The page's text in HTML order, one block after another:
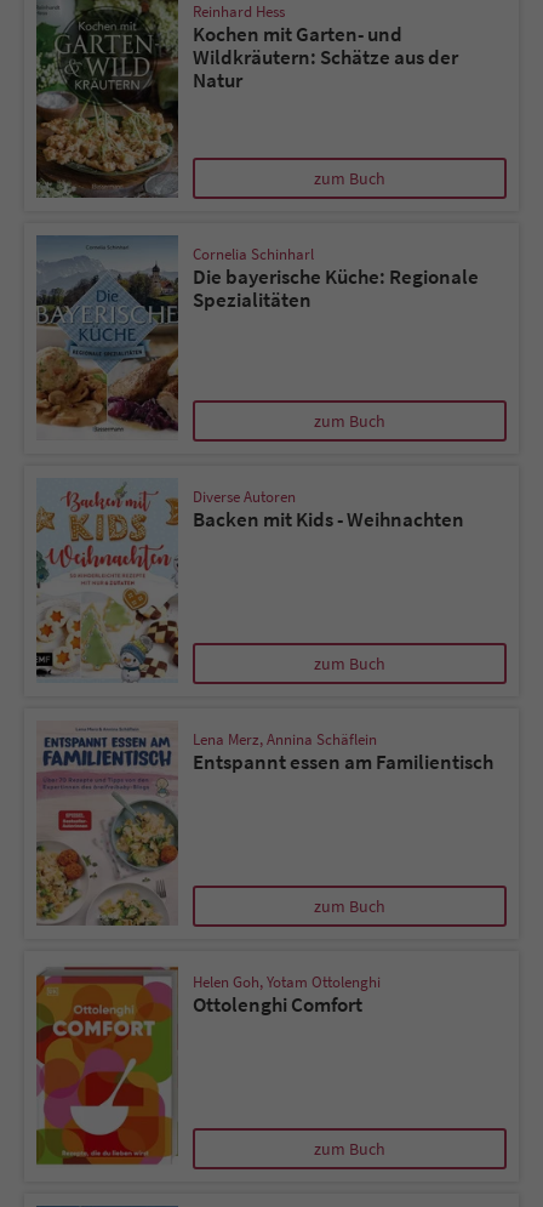
Reinhard Hess
Kochen mit Garten- und
Wildkräutern: Schätze aus der
Natur
zum Buch
Cornelia Schinharl
Die bayerische Küche: Regionale
Spezialitäten
zum Buch
Diverse Autoren
Backen mit Kids - Weihnachten
zum Buch
Lena Merz,Annina Schäflein
Entspannt essen am Familientisch
zum Buch
Helen Goh,Yotam Ottolenghi
Ottolenghi Comfort
zum Buch